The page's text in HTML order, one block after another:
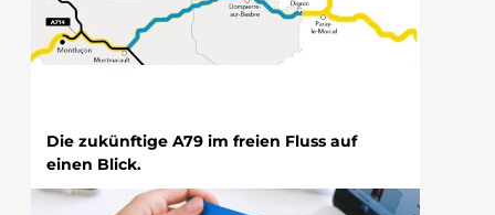
Die zukünftige A79 im freien Fluss auf
einen Blick.